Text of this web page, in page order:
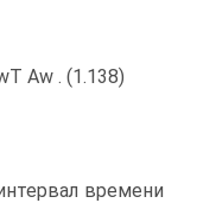
Aw . (1.138)
времени